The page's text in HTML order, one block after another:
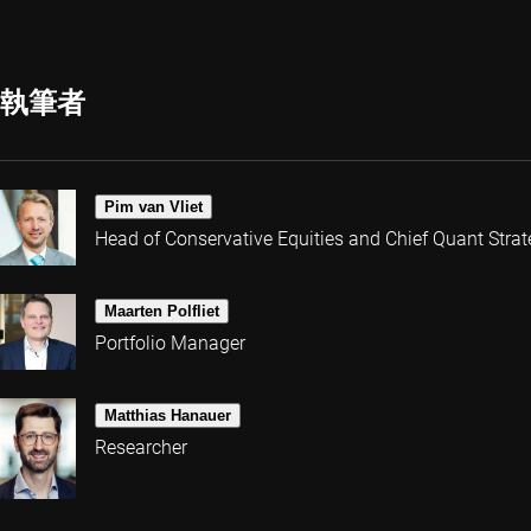
執筆者
Pim van Vliet
Head of Conservative Equities and Chief Quant
Maarten Polfliet
Portfolio Manager
Matthias Hanauer
Researcher